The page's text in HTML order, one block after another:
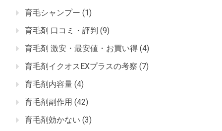
育毛シャンプー (1)
育毛剤 口コミ・評判 (9)
育毛剤 激安・最安値・お買い得 (4)
育毛剤イクオスEXプラスの考察 (7)
育毛剤内容量 (4)
育毛剤副作用 (42)
育毛剤効かない (3)